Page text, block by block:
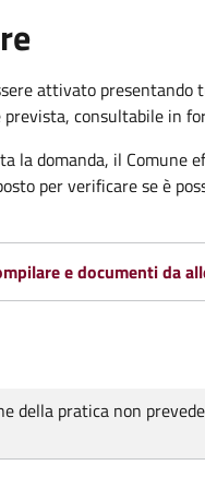
attivato presentando
consultabile in
la domanda, il Comune
per verificare se è
e documenti da
della pratica non